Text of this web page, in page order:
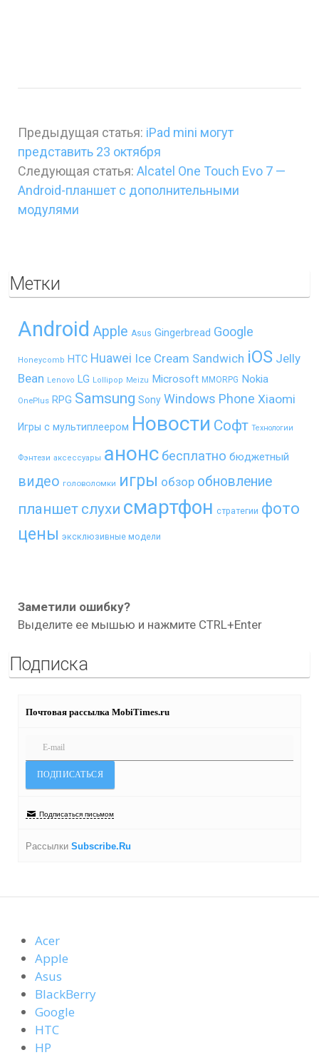
Предыдущая статья: iPad mini могут
представить 23 октября
Следующая статья: Alcatel One Touch Evo 7 —
Android-планшет с дополнительными
модулями
Метки
Android Apple Asus Gingerbread Google
Honeycomb HTC Huawei Ice Cream Sandwich iOS Jelly
Bean Lenovo LG Lollipop Meizu Microsoft MMORPG Nokia
OnePlus RPG Samsung Sony Windows Phone Xiaomi
Игры с мультиплеером Новости Софт Технологии
Фэнтези аксессуары анонс бесплатно бюджетный
видео головоломки игры обзор обновление
планшет слухи смартфон стратегии фото
цены эксклюзивные модели
Заметили ошибку?
Выделите ее мышью и нажмите CTRL+Enter
Подписка
Почтовая рассылка MobiTimes.ru
Подписаться письмом
Рассылки Subscribe.Ru
Acer
Apple
Asus
BlackBerry
Google
HTC
HP